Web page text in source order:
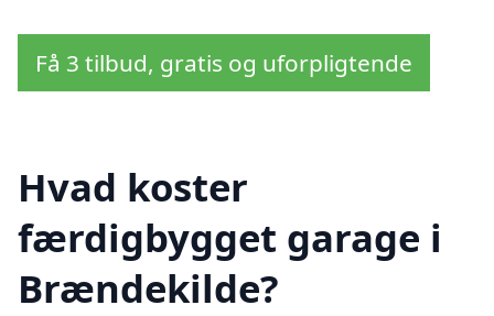
Få 3 tilbud, gratis og uforpligtende
Hvad koster
færdigbygget garage i
Brændekilde?